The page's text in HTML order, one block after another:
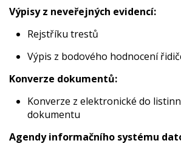
Výpisy z neveřejných evidencí:
Rejstříku trestů
Výpis z bodového hodnocení
Konverze dokumentů:
Konverze z elektronické do
dokumentu
Agendy informačního systému